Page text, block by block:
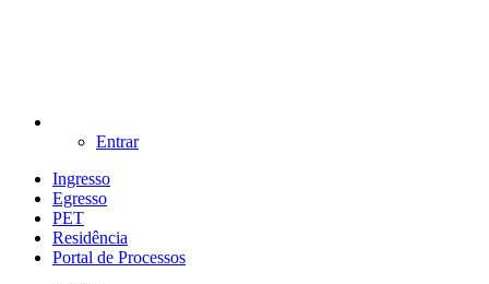
Entrar
Ingresso
Egresso
PET
Residência
Portal de Processos